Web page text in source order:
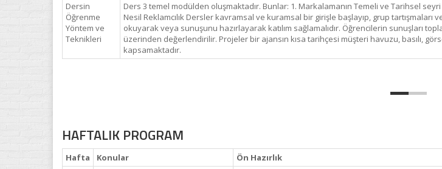
Dersin
Öğrenme
Yöntem ve
Teknikleri
Ders 3 temel modülden oluşmaktadır. Bunlar: 1. Markalamanın Temeli ve Tarihsel
Nesil Reklamcılık Dersler kavramsal ve kuramsal bir girişle başlayıp, grup
okuyarak veya sunuşunu hazırlayarak katılım sağlamalıdır. Öğrencilerin sunuşları
üzerinden değerlendirilir. Projeler bir ajansın kısa tarihçesi müşteri havuzu, basılı,
kapsamaktadır.
HAFTALIK PROGRAM
Hafta Konular
Ön Hazırlık